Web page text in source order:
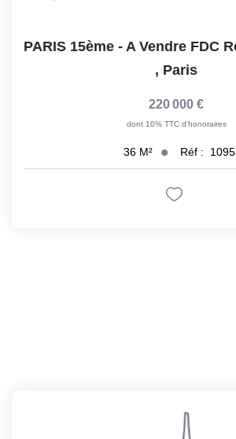
, Paris
220 000 €
dont 10% TTC d'honoraires
36 M² Réf : 1095